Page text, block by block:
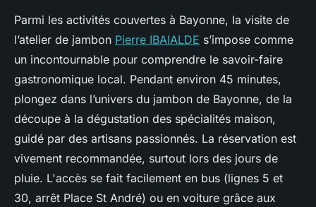
Parmi les activités couvertes à Bayonne, la visite de
l’atelier de jambon Pierre IBAIALDE s’impose comme
un incontournable pour comprendre le savoir-faire
gastronomique local. Pendant environ 45 minutes,
plongez dans l’univers du jambon de Bayonne, de la
découpe à la dégustation des spécialités maison,
guidé par des artisans passionnés. La réservation est
vivement recommandée, surtout lors des jours de
pluie. L'accès se fait facilement en bus (lignes 5 et
30, arrêt Place St André) ou en voiture grâce aux